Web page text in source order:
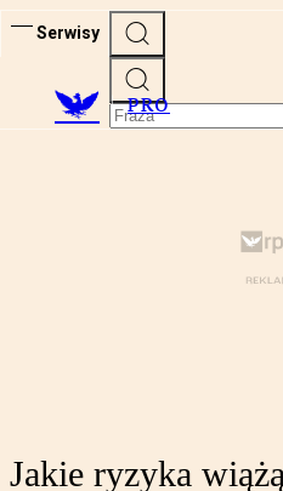
Serwisy
PRO
Jakie ryzyka